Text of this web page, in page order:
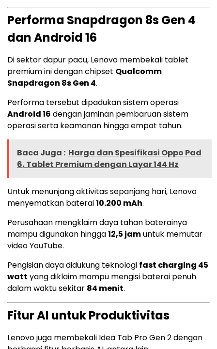
Performa Snapdragon 8s Gen 4
dan Android 16
Di sektor dapur pacu, Lenovo membekali tablet
premium ini dengan chipset Qualcomm
Snapdragon 8s Gen 4.
Performa tersebut dipadukan sistem operasi
Android 16 dengan jaminan pembaruan sistem
operasi serta keamanan hingga empat tahun.
Baca Juga : Harga dan Spesifikasi Oppo Pad
6, Tablet Premium dengan Layar 144 Hz
Untuk menunjang aktivitas sepanjang hari, Lenovo
menyematkan baterai10.200 mAh.
Perusahaan mengklaim daya tahan baterainya
mampu digunakan hingga12,5 jamuntuk memutar
video YouTube.
Pengisian daya didukung teknologi fast charging 45
watt yang diklaim mampu mengisi baterai penuh
dalam waktu sekitar 84 menit.
Fitur AI untuk Produktivitas
Lenovo juga membekali Idea Tab Pro Gen 2 dengan